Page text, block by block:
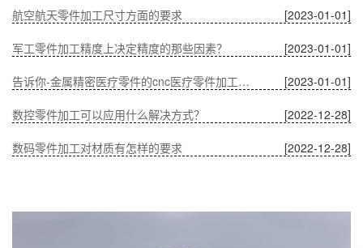
[2023-01-01]
航空航天零件加工尺寸方面的要求
[2023-01-01]
军工零件加工精度上决定精度的那些因素？
[2023-01-01]
告诉你-金属精密医疗零件的cnc医疗零件加工有什么优势？
[2022-12-28]
数控零件加工可以应用什么解决方式？
[2022-12-28]
数码零件加工对材质有怎样的要求